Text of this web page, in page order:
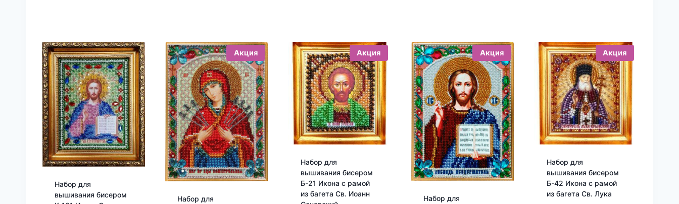
Набор для
вышивания бисером
Акция
Набор для
Акция
Набор для
вышивания бисером
Б-21 Икона с рамой
из багета Св. Иоанн
Акция
Набор для
Акция
Набор для
вышивания бисером
Б-42 Икона с рамой
из багета Св. Лука